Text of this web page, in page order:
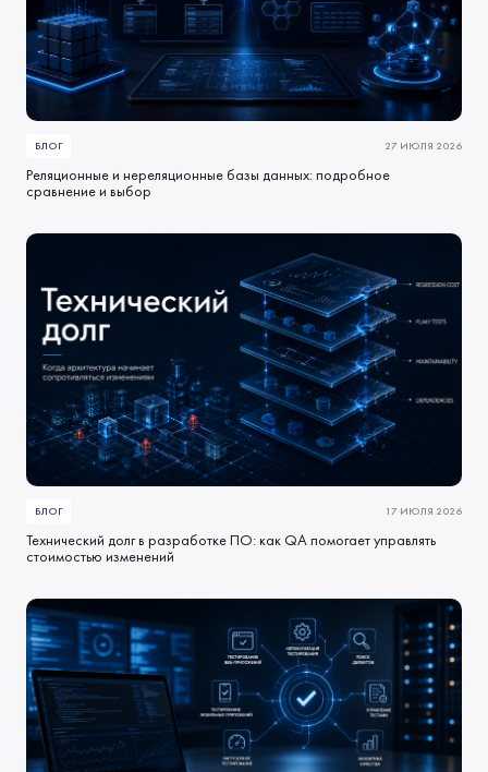
БЛОГ 27 ИЮЛЯ 2026
Реляционные и нереляционные базы данных: подробное
сравнение и выбор
БЛОГ 17 ИЮЛЯ 2026
Технический долг в разработке ПО: как QA помогает управлять
стоимостью изменений